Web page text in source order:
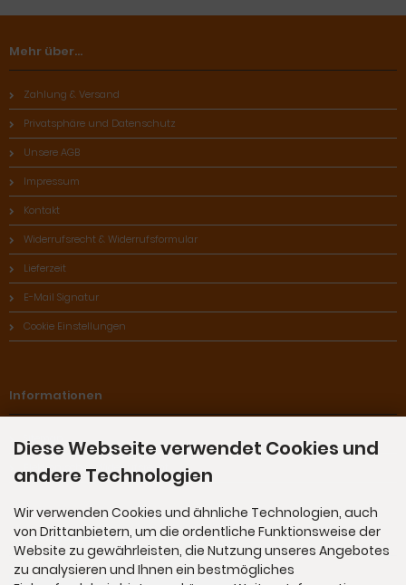
Mehr über...
Zahlung & Versand
Privatsphäre und Datenschutz
Unsere AGB
Impressum
Kontakt
Widerrufsrecht & Widerrufsformular
Lieferzeit
E-Mail Signatur
Cookie Einstellungen
Informationen
Sitemap
Elektronisches Widerrufsrecht
Zahlungsmethoden
Diese Webseite verwendet Cookies und
andere Technologien
Wir verwenden Cookies und ähnliche Technologien, auch
von Drittanbietern, um die ordentliche Funktionsweise der
Website zu gewährleisten, die Nutzung unseres Angebotes
zu analysieren und Ihnen ein bestmögliches